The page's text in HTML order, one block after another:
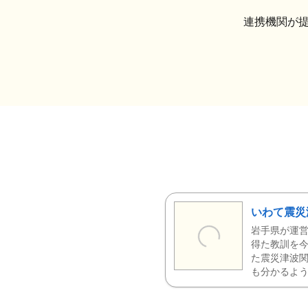
連携機関が
いわて震
岩手県が運
得た教訓を
た震災津波
も分かるよ